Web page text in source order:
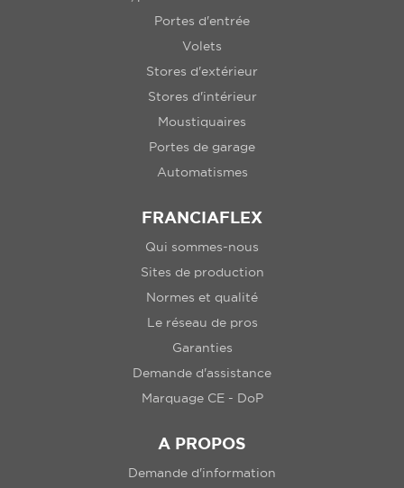
Portes d'entrée
Volets
Stores d'extérieur
Stores d'intérieur
Moustiquaires
Portes de garage
Automatismes
FRANCIAFLEX
Qui sommes-nous
Sites de production
Normes et qualité
Le réseau de pros
Garanties
Demande d'assistance
Marquage CE - DoP
A PROPOS
Demande d'information